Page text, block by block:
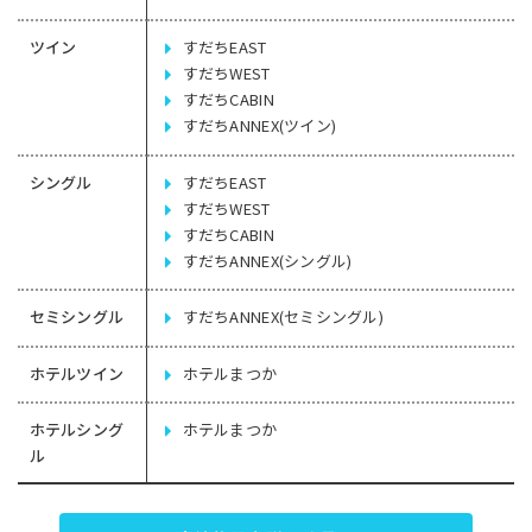
ツイン
すだちEAST
すだちWEST
すだちCABIN
すだちANNEX(ツイン)
シングル
すだちEAST
すだちWEST
すだちCABIN
すだちANNEX(シングル)
セミシングル すだちANNEX(セミシングル)
ホテルツイン ホテルまつか
ホテルシング
ル
ホテルまつか